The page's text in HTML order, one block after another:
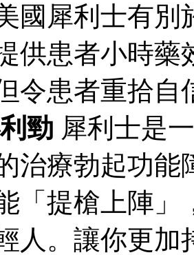
國犀利士有別
供患者小時藥
令患者重拾
勁 犀利士是
治療勃起功能
「提槍上陣」
人。讓你更加